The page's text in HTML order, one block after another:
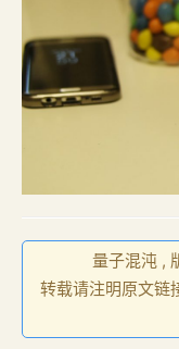
量子混沌 ,
转载请注明原文链